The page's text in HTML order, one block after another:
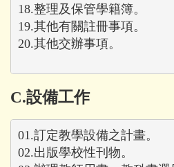
18.整理及保管學籍簿。
19.其他有關註冊事項。
C.設備工作
01.訂定教學設備之計畫。
02.出版學校性刊物。